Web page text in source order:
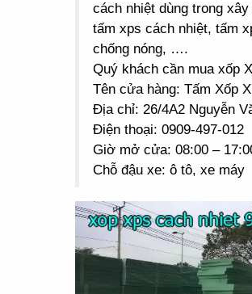
cách nhiệt dùng trong
tấm xps cách nhiệt, tấm
chống nóng, ….
Quý khách cần mua xốp
Tên cửa hàng: Tấm Xốp
Địa chỉ: 26/4A2 Nguyễn
Điện thoại: 0909-497-012
Giờ mở cửa: 08:00 –
Chỗ đậu xe: ô tô, xe máy